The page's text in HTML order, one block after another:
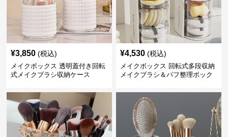
¥3,850 (税込)
メイクボックス 透明蓋付き回転
式メイクブラシ収納ケース
¥4,530 (税込)
メイクボックス 回転式多段収納
メイクブラシ＆パフ整理ボック